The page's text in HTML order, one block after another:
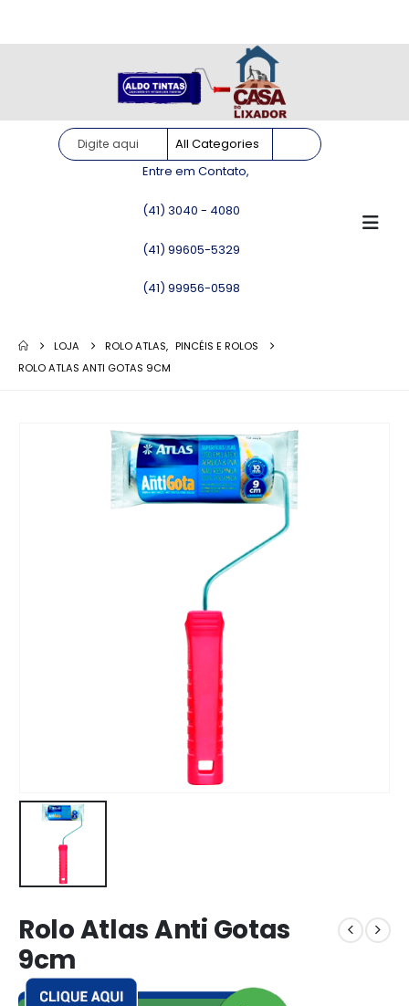
Entre em Contato,
(41) 3040 - 4080
(41) 99605-5329
(41) 99956-0598
LOJA ROLO ATLAS, PINCÉIS E ROLOS
ROLO ATLAS ANTI GOTAS 9CM
Rolo Atlas Anti Gotas
9cm